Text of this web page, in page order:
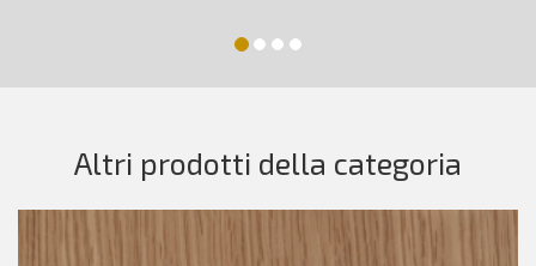
Altri prodotti della categoria